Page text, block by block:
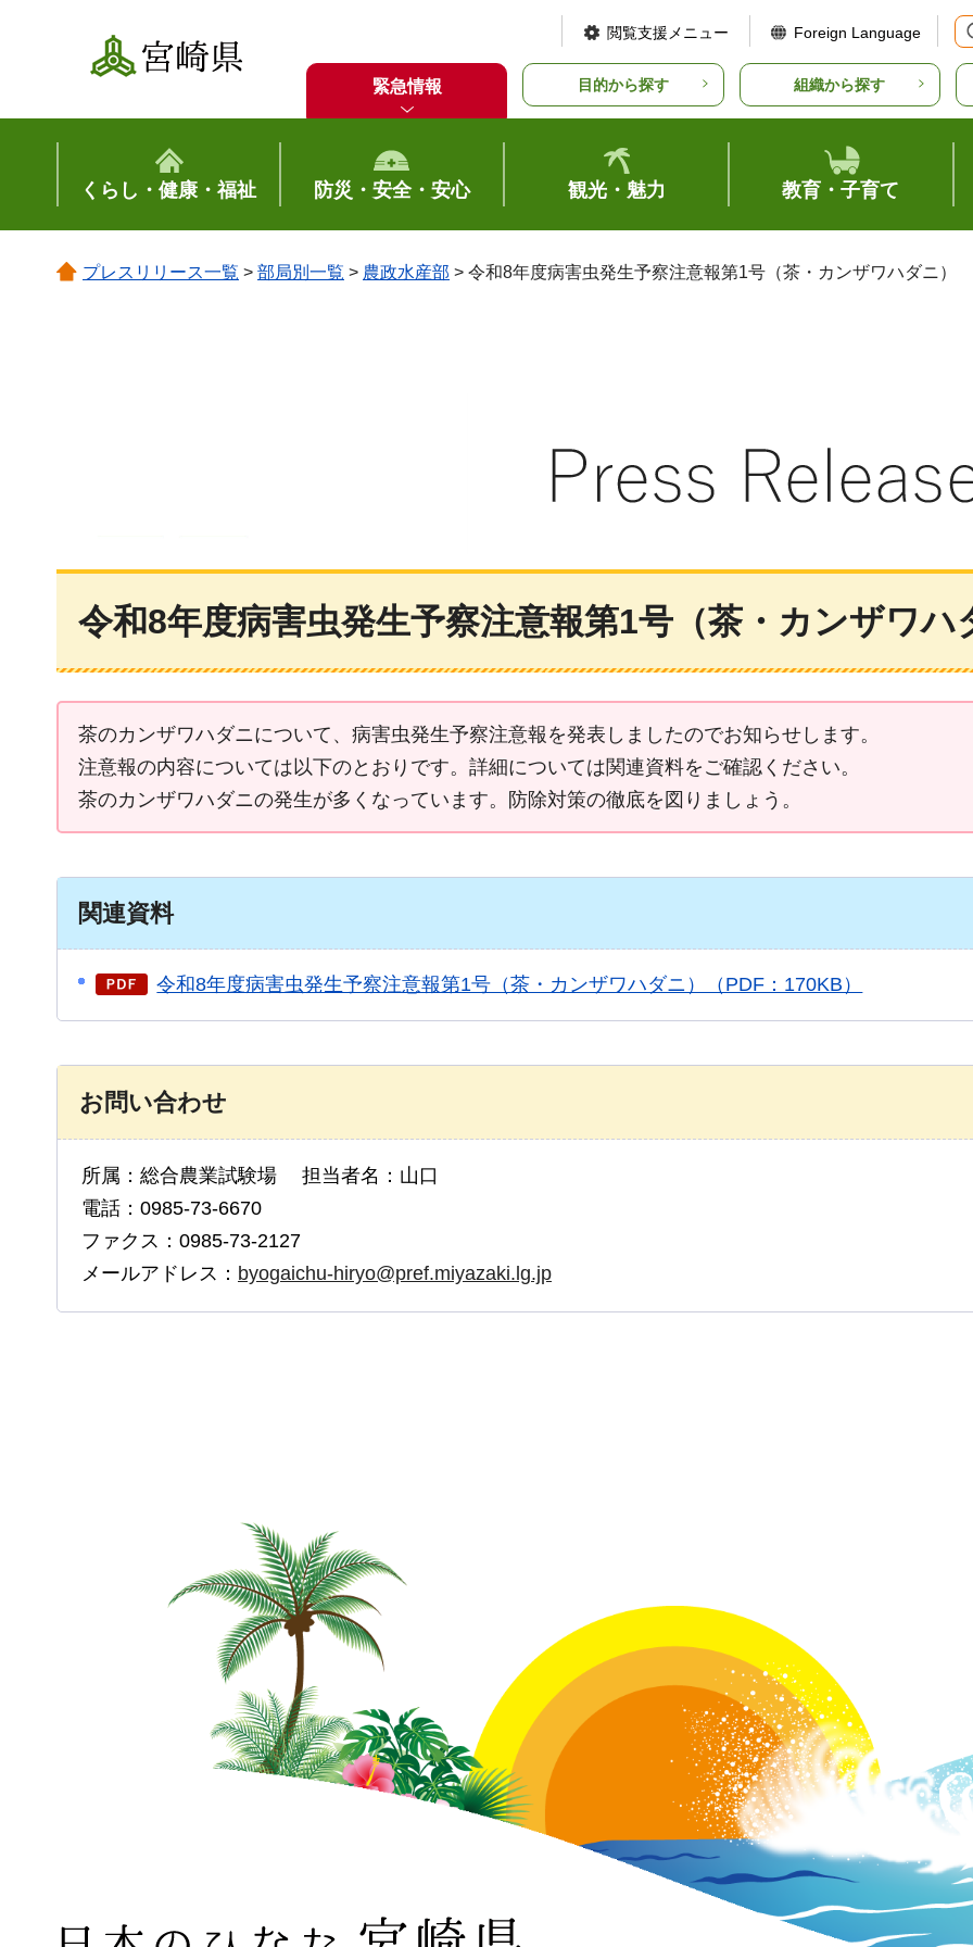
宮崎県
閲覧支援メニュー Foreign Language
緊急情報 目的から探す 組織から探す
くらし・健康・福祉 防災・安全・安心 観光・魅力 教育・子育て
プレスリリース一覧 > 部局別一覧 > 農政水産部 > 令和8年度病害虫発生予察注意報第1号（茶・カンザワハダニ）
令和8年度病害虫発生予察注意報第1号（茶・カンザワハ
茶のカンザワハダニについて、病害虫発生予察注意報を発表しましたのでお知らせします。
注意報の内容については以下のとおりです。詳細については関連資料をご確認ください。
茶のカンザワハダニの発生が多くなっています。防除対策の徹底を図りましょう。
関連資料
令和8年度病害虫発生予察注意報第1号（茶・カンザワハダニ）（PDF：170KB）
お問い合わせ
所属：総合農業試験場 担当者名：山口
電話：0985-73-6670
ファクス：0985-73-2127
メールアドレス： byogaichu-hiryo@pref.miyazaki.lg.jp
日本のひなた 宮崎県 MIYAZAKI PREFECTURE